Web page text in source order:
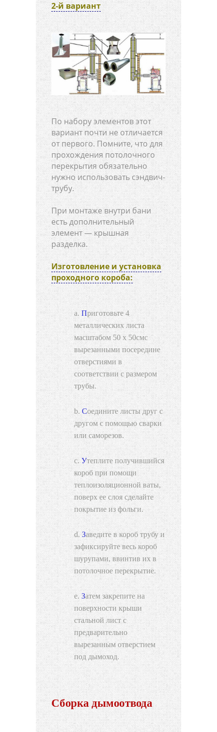
2-й вариант
По набору элементов этот
вариант почти не отличается
от первого. Помните, что для
прохождения потолочного
перекрытия обязательно
нужно использовать сэндвич-
трубу.
При монтаже внутри бани
есть дополнительный
элемент — крышная
разделка.
Изготовление и установка
проходного короба:
Приготовьте 4
металлических листа
масштабом 50 х 50смс
вырезанными посередине
отверстиями в
соответствии с размером
трубы.
Соедините листы друг с
другом с помощью сварки
или саморезов.
Утеплите получившийся
короб при помощи
теплоизоляционной ваты,
поверх ее слоя сделайте
покрытие из фольги.
Заведите в короб трубу и
зафиксируйте весь короб
шурупами, ввинтив их в
потолочное перекрытие.
Затем закрепите на
поверхности крыши
стальной лист с
предварительно
вырезанным отверстием
под дымоход.
Сборка дымоотвода